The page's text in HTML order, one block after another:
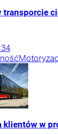
transporcie
klientów w